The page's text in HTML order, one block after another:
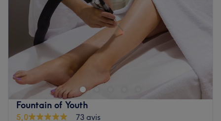
Nos coups de cœur :
L'atmosphère : ambiance chic et relaxante.
Les spécialités de l'établissement : soins spécialisés du
visage et du corps.
Les marques et produits utilisés : Noon Aesthetics,
Dermapen, Care, Phibrows et Phibright.
Les petits plus : wifi gratuit, parle anglais, français,
hongrois et roumain.
Voir le salon
Vendredi
09:00
Samedi
09:00
Dimanche
.
Voir le salon
Fountain of Youth
5,0
73 avis